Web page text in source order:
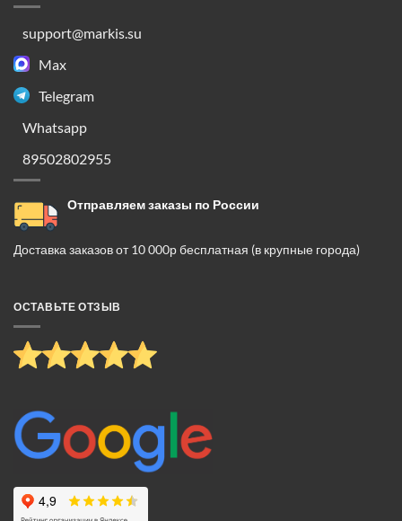
support@markis.su
Max
Telegram
Whatsapp
89502802955
Отправляем заказы по России
Доставка заказов от 10 000р бесплатная (в крупные города)
ОСТАВЬТЕ ОТЗЫВ